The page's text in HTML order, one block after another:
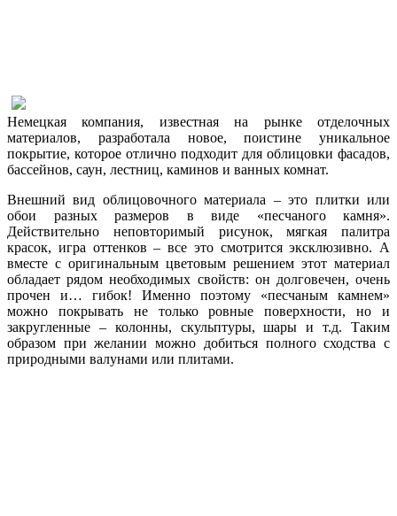
Немецкая компания, известная на рынке отделочных
материалов, разработала новое, поистине уникальное
покрытие, которое отлично подходит для облицовки фасадов,
бассейнов, саун, лестниц, каминов и ванных комнат.
Внешний вид облицовочного материала – это плитки или
обои разных размеров в виде «песчаного камня».
Действительно неповторимый рисунок, мягкая палитра
красок, игра оттенков – все это смотрится эксклюзивно. А
вместе с оригинальным цветовым решением этот материал
обладает рядом необходимых свойств: он долговечен, очень
прочен и… гибок! Именно поэтому «песчаным камнем»
можно покрывать не только ровные поверхности, но и
закругленные – колонны, скульптуры, шары и т.д. Таким
образом при желании можно добиться полного сходства с
природными валунами или плитами.